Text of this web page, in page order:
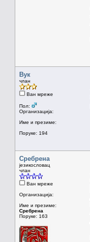
Вук
члан
Ван мреже
Пол:
Организација:
Име и презиме:
Поруке: 194
Сребрена
језикословац
члан
Ван мреже
Организација:
Име и презиме:
Сребрена
Поруке: 163